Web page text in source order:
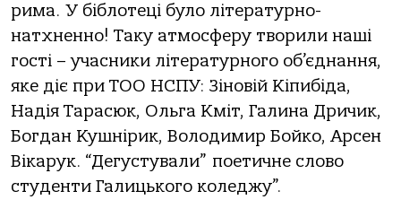
рима. У біблотеці було літературно-
натхненно! Таку атмосферу творили наші
гості – учасники літературного об’єднання,
яке діє при ТОО НСПУ: Зіновій Кіпибіда,
Надія Тарасюк, Ольга Кміт, Галина Дричик,
Богдан Кушнірик, Володимир Бойко, Арсен
Вікарук. “Дегустували” поетичне слово
студенти Галицького коледжу”.